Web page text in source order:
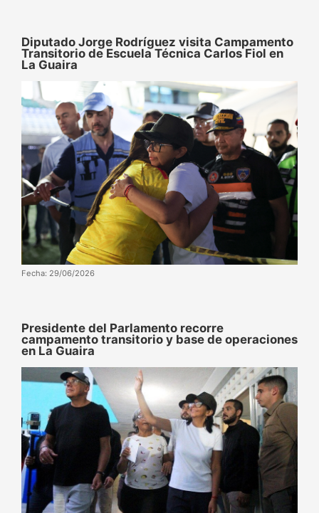
Diputado Jorge Rodríguez visita Campamento
Transitorio de Escuela Técnica Carlos Fiol en
La Guaira
Fecha: 29/06/2026
Presidente del Parlamento recorre
campamento transitorio y base de operaciones
en La Guaira